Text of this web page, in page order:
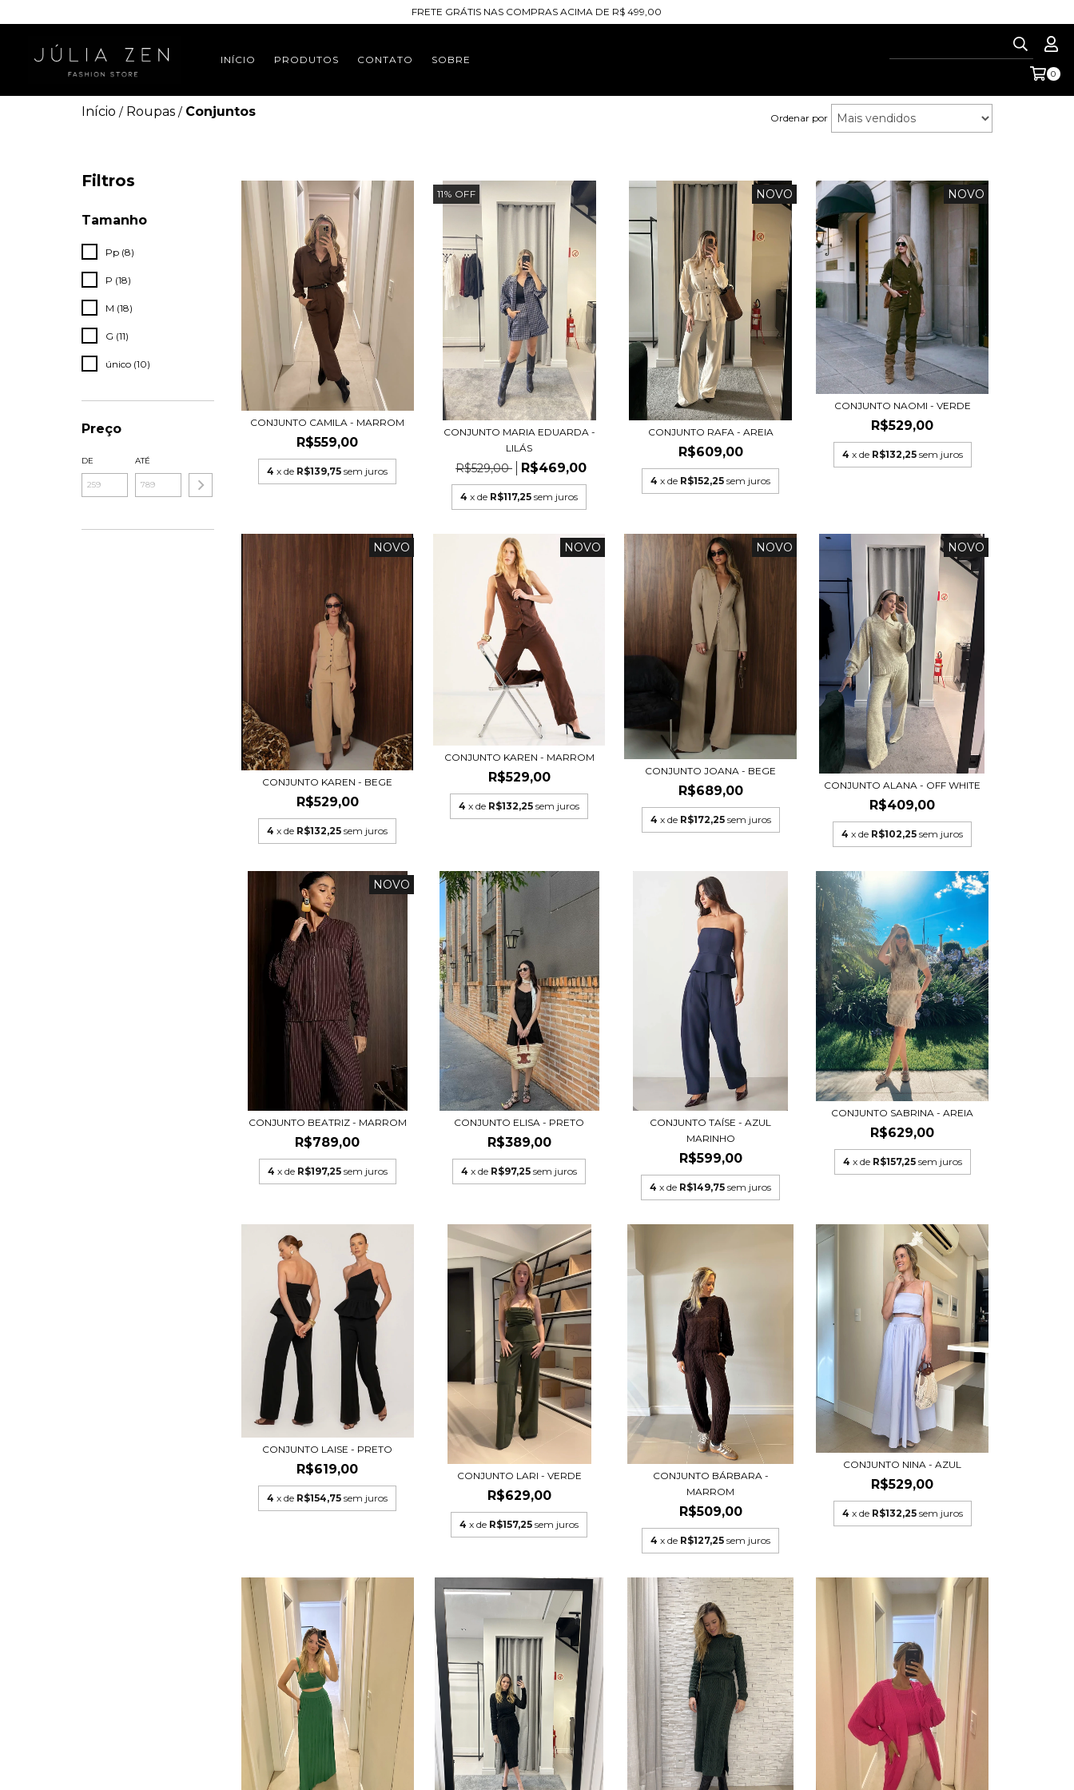
FRETE GRÁTIS NAS COMPRAS ACIMA DE R$ 499,00
INÍCIO PRODUTOS CONTATO SOBRE
0
Início / Roupas / Conjuntos Ordenar por
Filtros
Tamanho
Pp (8)
P (18)
M (18)
G (11)
único (10)
Preço
DE ATÉ
CONJUNTO CAMILA - MARROM
R$559,00
4 x de R$139,75 sem juros
11% OFF
CONJUNTO MARIA EDUARDA -
LILÁS
R$529,00 R$469,00
4 x de R$117,25 sem juros
NOVO
CONJUNTO RAFA - AREIA
R$609,00
4 x de R$152,25 sem juros
NOVO
CONJUNTO NAOMI - VERDE
R$529,00
4 x de R$132,25 sem juros
NOVO
CONJUNTO KAREN - BEGE
R$529,00
4 x de R$132,25 sem juros
NOVO
CONJUNTO KAREN - MARROM
R$529,00
4 x de R$132,25 sem juros
NOVO
CONJUNTO JOANA - BEGE
R$689,00
4 x de R$172,25 sem juros
NOVO
CONJUNTO ALANA - OFF WHITE
R$409,00
4 x de R$102,25 sem juros
NOVO
CONJUNTO BEATRIZ - MARROM
R$789,00
4 x de R$197,25 sem juros
CONJUNTO ELISA - PRETO
R$389,00
4 x de R$97,25 sem juros
CONJUNTO TAÍSE - AZUL
MARINHO
R$599,00
4 x de R$149,75 sem juros
CONJUNTO SABRINA - AREIA
R$629,00
4 x de R$157,25 sem juros
CONJUNTO LAISE - PRETO
R$619,00
4 x de R$154,75 sem juros
CONJUNTO LARI - VERDE
R$629,00
4 x de R$157,25 sem juros
CONJUNTO BÁRBARA -
MARROM
R$509,00
4 x de R$127,25 sem juros
CONJUNTO NINA - AZUL
R$529,00
4 x de R$132,25 sem juros